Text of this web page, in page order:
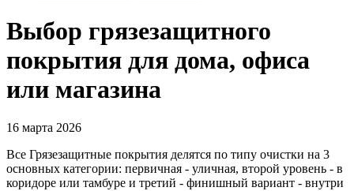
Выбор грязезащитного
покрытия для дома, офиса
или магазина
16 марта 2026
Все Грязезащитные покрытия делятся по типу очистки на 3
основных категории: первичная - уличная, второй уровень - в
коридоре или тамбуре и третий - финишный вариант - внутри